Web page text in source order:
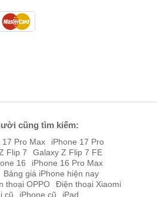
có 3 màu sắc chủ đạo
sắc chính là: đen và vàng với
trữ tối đa
trang bị chip Snapdragon 7 Gen 3 trên
nhân hiệu năng Cortex-A715
được mọi ứng dụng có trên CH Plays
cũng tìm kiếm:
17 Pro Max
iPhone 17 Pro
Flip 7
Galaxy Z Flip 7 FE
16
iPhone 16 Pro Max
Bảng giá iPhone hiện nay
thoại OPPO
Điện thoại Xiaomi
cũ iPhone cũ iPad